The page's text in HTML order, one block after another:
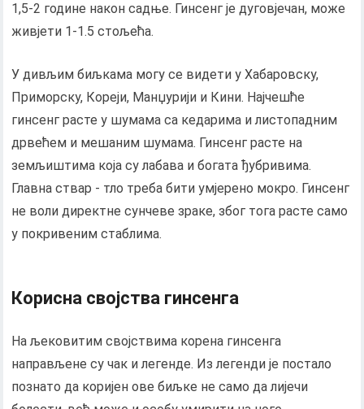
1,5-2 године након садње. Гинсенг је дуговјечан, може
живјети 1-1.5 стољећа.
У дивљим биљкама могу се видети у Хабаровску,
Приморску, Кореји, Манџурији и Кини. Најчешће
гинсенг расте у шумама са кедарима и листопадним
дрвећем и мешаним шумама. Гинсенг расте на
земљиштима која су лабава и богата ђубривима.
Главна ствар - тло треба бити умјерено мокро. Гинсенг
не воли директне сунчеве зраке, због тога расте само
у покривеним стаблима.
Корисна својства гинсенга
На љековитим својствима корена гинсенга
направљене су чак и легенде. Из легенди је постало
познато да коријен ове биљке не само да лијечи